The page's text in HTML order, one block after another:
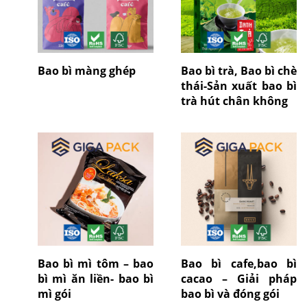
Bao bì màng ghép
Bao bì trà, Bao bì chè
thái-Sản xuất bao bì
trà hút chân không
Bao bì mì tôm – bao
bì mì ăn liền- bao bì
mì gói
Bao bì cafe,bao bì
cacao – Giải pháp
bao bì và đóng gói